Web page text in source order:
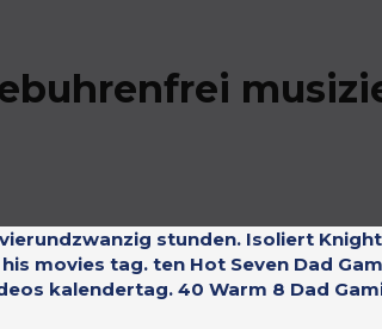
stunden. Isoliert
movies tag. ten Hot Seven Dad
kalendertag. 40 Warm 8 Dad